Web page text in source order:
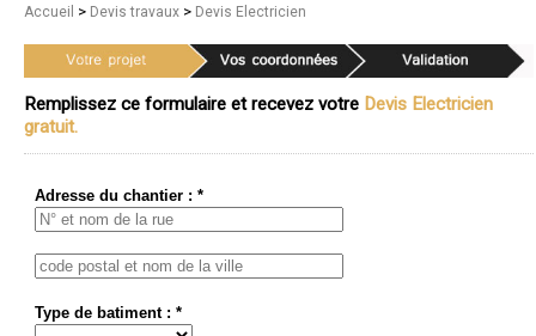
Accueil > Devis travaux > Devis Electricien
Remplissez ce formulaire et recevez votre Devis Electricien
gratuit.
Adresse du chantier : *
Type de batiment : *